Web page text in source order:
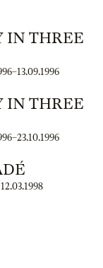
IN THREE
–13.09.1996
IN THREE
–23.10.1996
12.03.1998